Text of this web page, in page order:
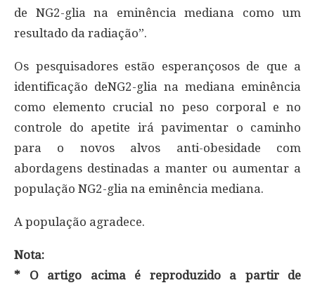
de NG2-glia na eminência mediana como um
resultado da radiação”.
Os pesquisadores estão esperançosos de que a
identificação deNG2-glia na mediana eminência
como elemento crucial no peso corporal e no
controle do apetite irá pavimentar o caminho
para o novos alvos anti-obesidade com
abordagens destinadas a manter ou aumentar a
população NG2-glia na eminência mediana.
A população agradece.
Nota:
* O artigo acima é reproduzido a partir de